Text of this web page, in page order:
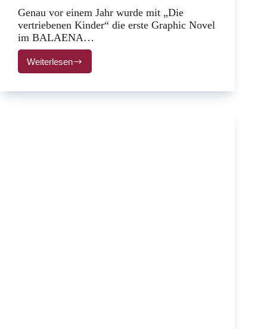
Genau vor einem Jahr wurde mit „Die
vertriebenen Kinder“ die erste Graphic Novel
im BALAENA…
Weiterlesen
„Die
vertriebenen